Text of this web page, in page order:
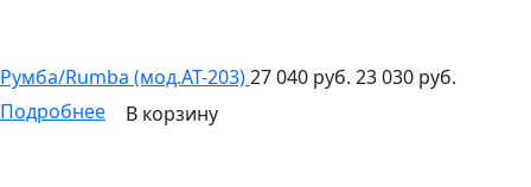
Румба/Rumba (мод.AT-203)27 040 руб. 23 030 руб.
Подробнее
В корзину